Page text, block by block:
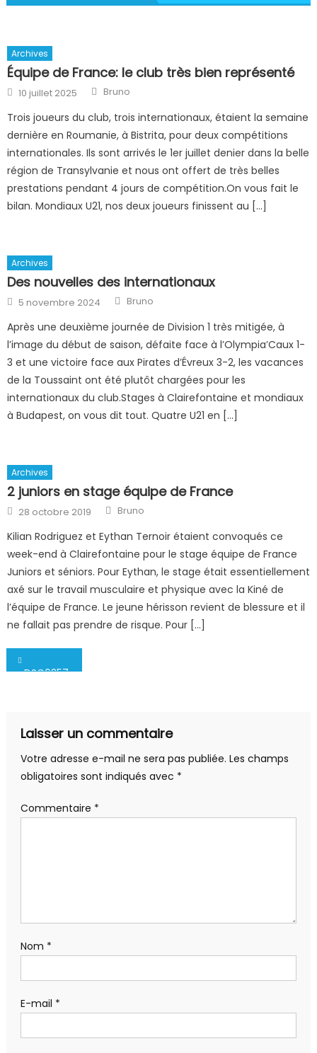
Archives
Équipe de France: le club très bien représenté
Posted
on
10 juillet 2025 Author
Bruno
Trois joueurs du club, trois internationaux, étaient la semaine
dernière en Roumanie, à Bistrita, pour deux compétitions
internationales. Ils sont arrivés le 1er juillet denier dans la belle
région de Transylvanie et nous ont offert de très belles
prestations pendant 4 jours de compétition.On vous fait le
bilan. Mondiaux U21, nos deux joueurs finissent au […]
Archives
Des nouvelles des internationaux
Posted
on
5 novembre 2024 Author
Bruno
Après une deuxième journée de Division 1 très mitigée, à
l’image du début de saison, défaite face à l’Olympia’Caux 1-
3 et une victoire face aux Pirates d’Évreux 3-2, les vacances
de la Toussaint ont été plutôt chargées pour les
internationaux du club.Stages à Clairefontaine et mondiaux
à Budapest, on vous dit tout. Quatre U21 en […]
Archives
2 juniors en stage équipe de France
Posted
on
28 octobre 2019 Author
Bruno
Kilian Rodriguez et Eythan Ternoir étaient convoqués ce
week-end à Clairefontaine pour le stage équipe de France
Juniors et séniors. Pour Eythan, le stage était essentiellement
axé sur le travail musculaire et physique avec la Kiné de
l’équipe de France. Le jeune hérisson revient de blessure et il
ne fallait pas prendre de risque. Pour […]
Navigation
_DSC6257
Laisser un commentaire
Votre adresse e-mail ne sera pas publiée. Les champs
obligatoires sont indiqués avec *
Commentaire *
Nom *
E-mail *